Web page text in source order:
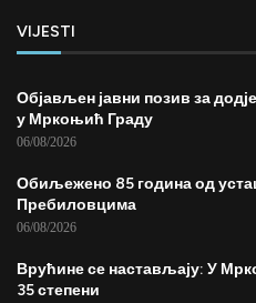
VIJESTI
Објављен јавни позив за
у Мркоњић Граду
06/08/2026
Обиљежено 85 година од
Пребиловцима
06/08/2026
Врућине се настављају: У
35 степени